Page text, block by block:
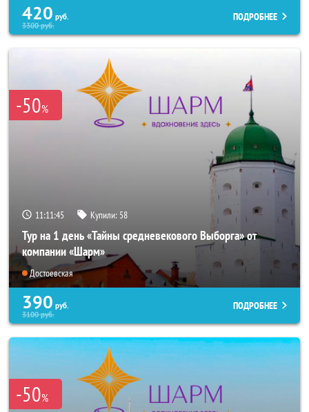
420 руб.
3300руб.
ПОДРОБНЕЕ
-50%
11:11:44 Купили: 58
Тур на 1 день «Тайны средневекового Выборга» от
компании «Шарм»
Достоевская
390 руб.
3100руб.
ПОДРОБНЕЕ
-50%